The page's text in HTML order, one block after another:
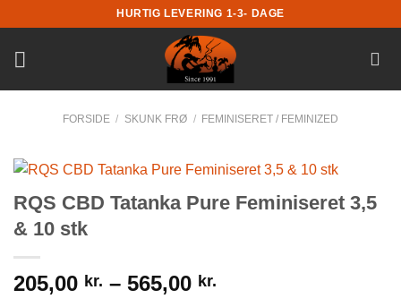
til
indhold
HURTIG LEVERING 1-3- DAGE
FORSIDE / SKUNK FRØ / FEMINISERET / FEMINIZED
RQS CBD Tatanka Pure Feminiseret 3,5
& 10 stk
205,00 kr. – 565,00 kr.